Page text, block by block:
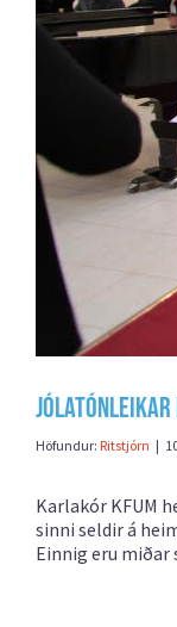
Jólatónleikar
Höfundur: Ritstjórn |
Karlakór KFUM
sinni seldir á
Einnig eru miðar